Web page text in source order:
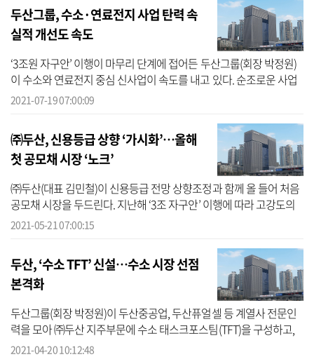
두산그룹, 수소·연료전지 사업 탄력 속
실적 개선도 속도
‘3조원 자구안’ 이행이 마무리 단계에 접어든 두산그룹(회장 박정원)
이 수소와 연료전지 중심 신사업이 속도를 내고 있다. 순조로운 사업
진행과 함께 강도 높은 구조조정에 따른 비용 절감 효과에 힘입어 두
2021-07-19 07:00:09
㈜두산, 신용등급 상향 ‘가시화’…올해
첫 공모채 시장 ‘노크’
㈜두산(대표 김민철)이 신용등급 전망 상향조정과 함께 올 들어 처음
공모채 시장을 두드린다. 지난해 ‘3조 자구안’ 이행에 따라 고강도의
구조조정을 시행한 두산그룹은 연내 관련 작업을 모두 마무리할 계획
2021-05-21 07:00:15
두산, ‘수소 TFT’ 신설…수소 시장 선점
본격화
두산그룹(회장 박정원)이 두산중공업, 두산퓨얼셀 등 계열사 전문인
력을 모아 ㈜두산 지주부문에 수소 태스크포스팀(TFT)을 구성하고,
수소사업 전반에 걸친 전략 수립에 나선다고 20일 밝혔다. 글로벌 수
2021-04-20 10:12:48